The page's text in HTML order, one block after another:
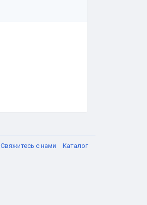
Свяжитесь с нами Каталог